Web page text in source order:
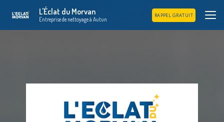
principal
L'Éclat du Morvan
Entreprise de nettoyage à Autun
RAPPEL GRATUIT